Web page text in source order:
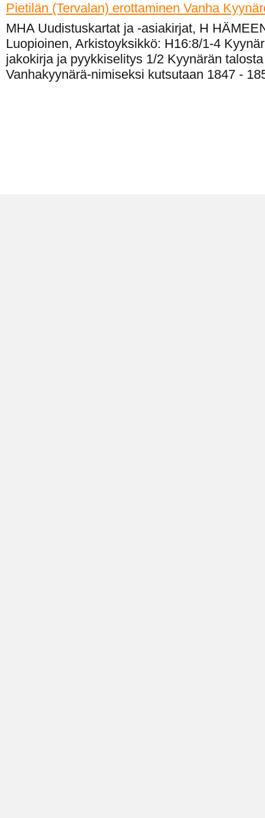
Pietilän (Tervalan) erottaminen Vanha
MHA Uudistuskartat ja -asiakirjat, H
Luopioinen, Arkistoyksikkö: H16:8/1-4
jakokirja ja pyykkiselitys 1/2 Kyynärän
Vanhakyynärä-nimiseksi kutsutaan 1847 -